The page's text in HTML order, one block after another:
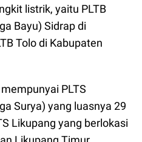
listrik, yaitu PLTB
Bayu) Sidrap di
Tolo di Kabupaten
PLTS
Surya) yang luasnya 29
Likupang yang berlokasi